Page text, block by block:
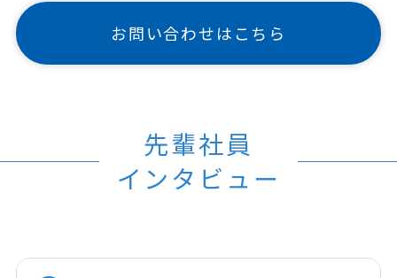
お問い合わせはこちら
先輩社員
インタビュー